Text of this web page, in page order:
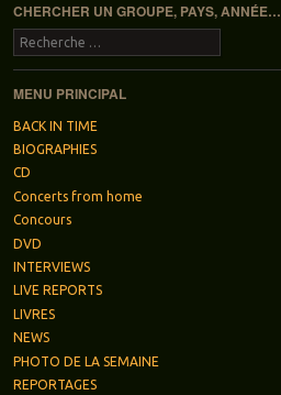
CHERCHER UN GROUPE, PAYS, ANNÉE…
Recherche
MENU PRINCIPAL
BACK IN TIME
BIOGRAPHIES
CD
Concerts from home
Concours
DVD
INTERVIEWS
LIVE REPORTS
LIVRES
NEWS
PHOTO DE LA SEMAINE
REPORTAGES